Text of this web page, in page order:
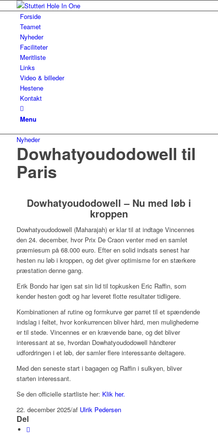
Forside
Teamet
Nyheder
Faciliteter
Meritliste
Links
Video & billeder
Hestene
Kontakt
Menu
Nyheder
Dowhatyoudodowell til
Paris
Dowhatyoudodowell – Nu med løb i
kroppen
Dowhatyoudodowell (Maharajah) er klar til at indtage Vincennes
den 24. december, hvor Prix De Craon venter med en samlet
præmiesum på 68.000 euro. Efter en solid indsats senest har
hesten nu løb i kroppen, og det giver optimisme for en stærkere
præstation denne gang.
Erik Bondo har igen sat sin lid til topkusken Eric Raffin, som
kender hesten godt og har leveret flotte resultater tidligere.
Kombinationen af rutine og formkurve gør parret til et spændende
indslag i feltet, hvor konkurrencen bliver hård, men mulighederne
er til stede. Vincennes er en krævende bane, og det bliver
interessant at se, hvordan Dowhatyoudodowell håndterer
udfordringen i et løb, der samler flere interessante deltagere.
Med den seneste start i bagagen og Raffin i sulkyen, bliver
starten interessant.
Se den officielle startliste her: Klik her.
22. december 2025/af Ulrik Pedersen
Del